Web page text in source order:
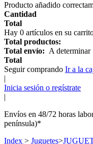
Producto añadido
Cantidad
Total
Hay 0 artículos en su
Total productos:
Total envío: A determinar
Total
Seguir comprando Ir a la
|
Inicia sesión o regístrate
|
Envíos en 48/72 horas
península)*
Index > Juguetes>